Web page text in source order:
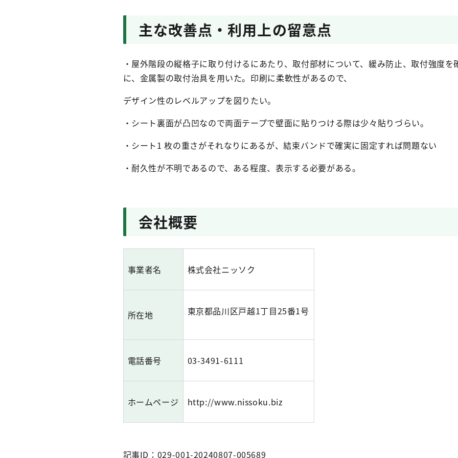
主な改善点・利用上の留意点
・屋外階段の縦格子に取り付けるにあたり、取付部材について、緩み防止、取付強度を
に、金属製の取付治具を用いた。印刷に柔軟性があるので、
デザイン性のレベルアップを図りたい。
・ シート裏面が凸凹なので両面テープで壁面に貼りつける際は少々貼りづらい。
・シート1 枚の重さがそれなりにあるが、結束バンドで確実に固定すれば問題ない
・耐久性が不明であるので、ある程度、表示する必要がある。
会社概要
事業者名 株式会社ニッソク
所在地 東京都品川区戸越1丁目25番1号
電話番号 03-3491-6111
ホームページ http://www.nissoku.biz
記事ID：029-001-20240807-005689